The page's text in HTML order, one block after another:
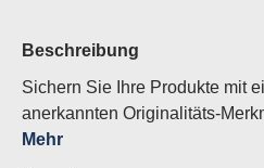
Beschreibung
Sichern Sie Ihre Produkte mit
anerkannten Originalitäts-
Mehr